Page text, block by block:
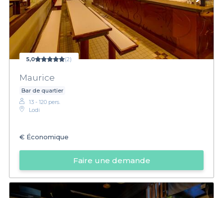
5,0 (2)
Maurice
Bar de quartier
13 - 120 pers.
Lodi
€ Économique
Faire une demande